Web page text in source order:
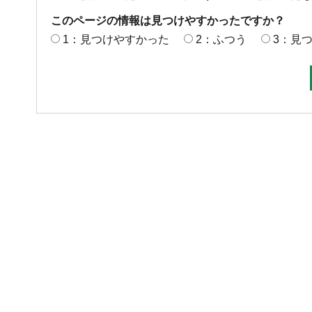
このページの情報は見つけやすかったですか？
1：見つけやすかった
2：ふつう 3：見